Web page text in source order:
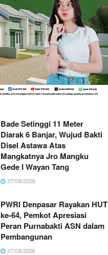
Bade Setinggi 11 Meter
Diarak 6 Banjar, Wujud Bakti
Disel Astawa Atas
Mangkatnya Jro Mangku
Gede I Wayan Tang
07/08/2026
PWRI Denpasar Rayakan HUT
ke-64, Pemkot Apresiasi
Peran Purnabakti ASN dalam
Pembangunan
07/08/2026